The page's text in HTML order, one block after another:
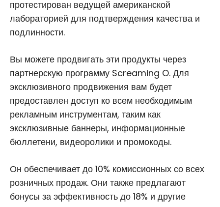
протестирован ведущей американской
лабораторией для подтверждения качества и
подлинности.
Вы можете продвигать эти продукты через
партнерскую программу Screaming O. Для
эксклюзивного продвижения вам будет
предоставлен доступ ко всем необходимым
рекламным инструментам, таким как
эксклюзивные баннеры, информационные
бюллетени, видеоролики и промокоды.
Он обеспечивает до 10% комиссионных со всех
розничных продаж. Они также предлагают
бонусы за эффективность до 18% и другие